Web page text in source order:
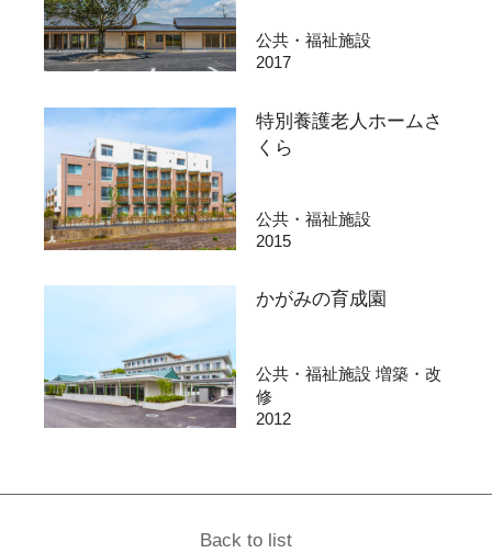
公共・福祉施設
2017
特別養護老人ホームさ
くら
公共・福祉施設
2015
かがみの育成園
公共・福祉施設 増築・改
修
2012
Back to list